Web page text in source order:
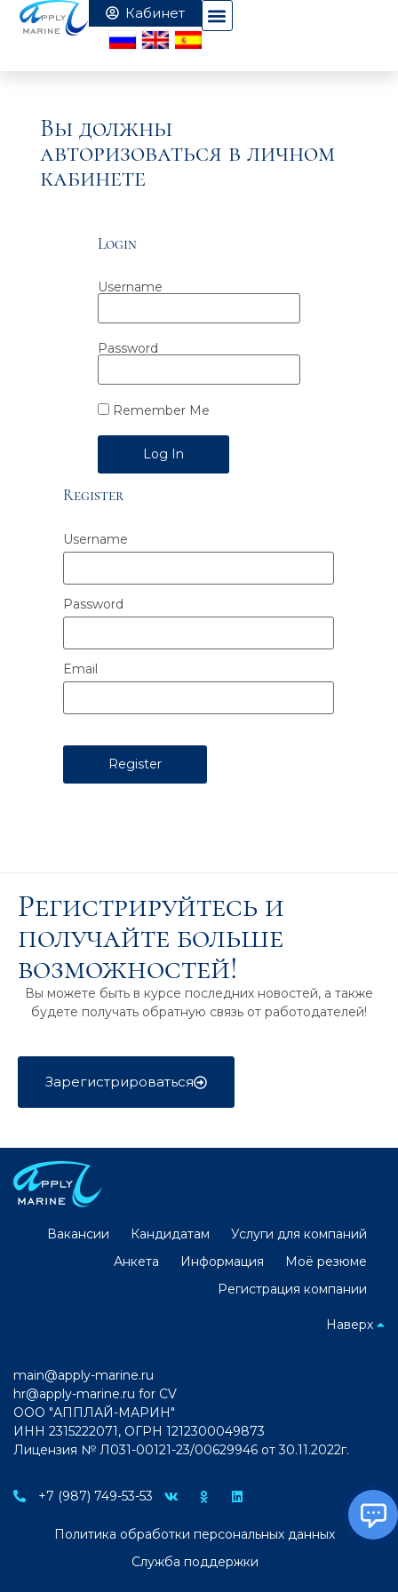
Вы должны
авторизоваться в личном
кабинете
Login
Username
Password
Remember Me
Alternative:
Register
Username
Password
Email
Регистрируйтесь и
получайте больше
возможностей!
Вы можете быть в курсе последних новостей, а также
будете получать обратную связь от работодателей!
Зарегистрироваться
Вакансии Кандидатам
Услуги для компаний
Анкета
Информация
Моё резюме
Регистрация компании
Наверх
main@apply-marine.ru
hr@apply-marine.ru for CV
ООО "АППЛАЙ-МАРИН"
ИНН 2315222071, ОГРН 1212300049873
Лицензия № Л031-00121-23/00629946 от 30.11.2022г.
+7 (987) 749-53-53
Политика обработки персональных данных
Служба поддержки